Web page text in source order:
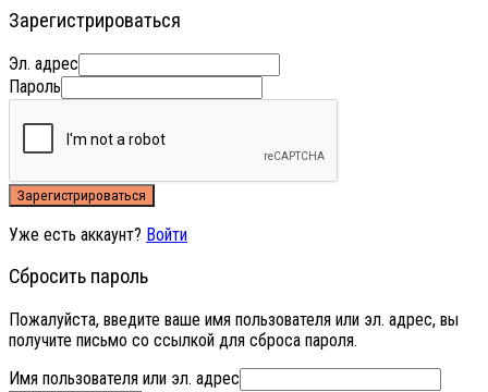
Зарегистрироваться
Эл. адрес
Пароль
Зарегистрироваться
Уже есть аккаунт? Войти
Сбросить пароль
Пожалуйста, введите ваше имя пользователя или эл. адрес, вы
получите письмо со ссылкой для сброса пароля.
Имя пользователя или эл. адрес